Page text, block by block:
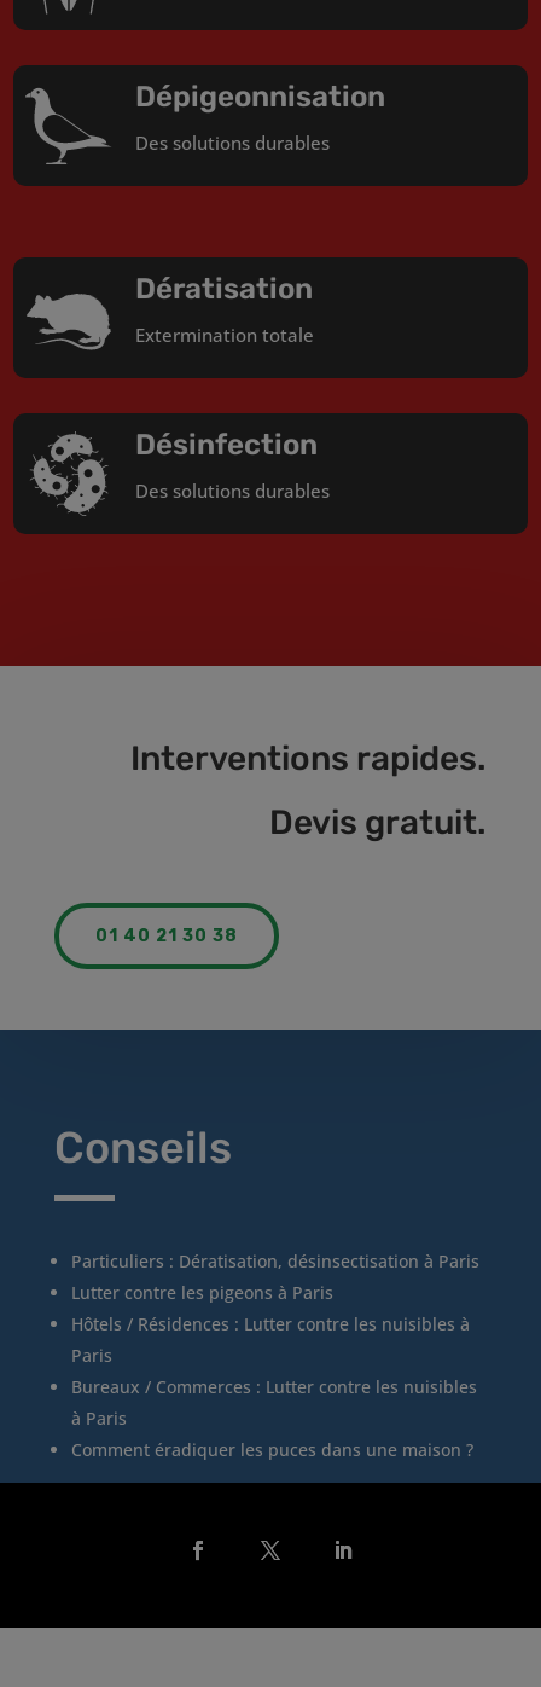
Dépigeonnisation
Des solutions durables
Dératisation
Extermination totale
Désinfection
Des solutions durables
Interventions rapides.
Devis gratuit.
01 40 21 30 38
Conseils
Particuliers : Dératisation, désinsectisation à Paris
Lutter contre les pigeons à Paris
Hôtels / Résidences : Lutter contre les nuisibles à
Paris
Bureaux / Commerces : Lutter contre les nuisibles
à Paris
Comment éradiquer les puces dans une maison ?